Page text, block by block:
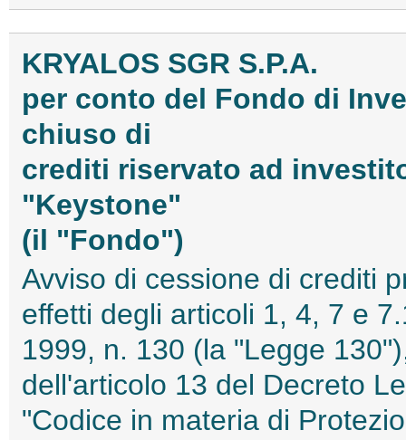
KRYALOS SGR S.P.A.
per conto del Fondo di
chiuso di
crediti riservato ad
"Keystone"
(il "Fondo")
Avviso di cessione di crediti
effetti degli articoli 1, 4, 7 e
1999, n. 130 (la "Legge
dell'articolo 13 del Decreto
"Codice in materia di